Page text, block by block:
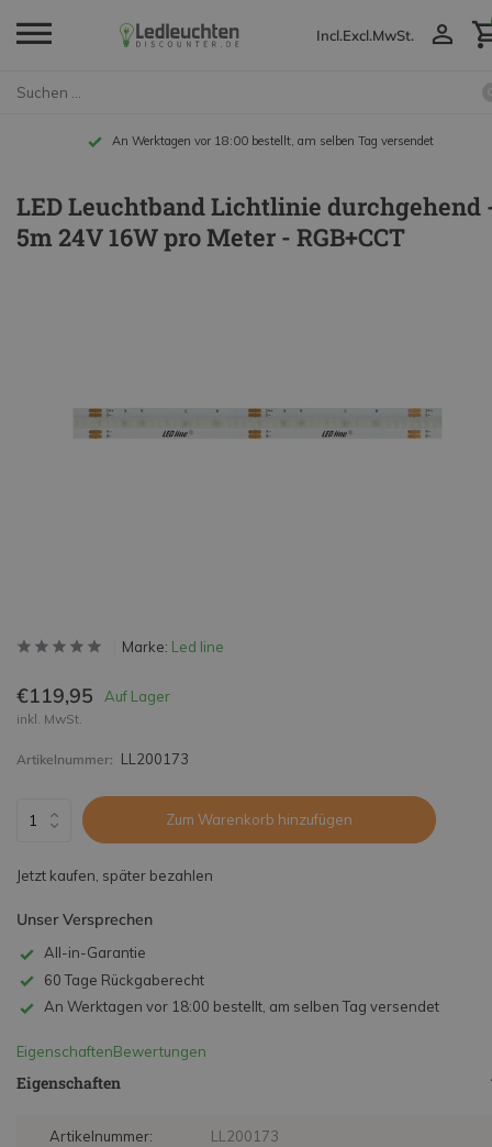
Incl.Excl.MwSt.
An Werktagen vor 18:00 bestellt, am selben Tag versendet
LED Leuchtband Lichtlinie durchgehend
5m 24V 16W pro Meter - RGB+CCT
Marke: Led line
€119,95 Auf Lager
inkl. MwSt.
Artikelnummer: LL200173
Zum Warenkorb hinzufügen
Jetzt kaufen, später bezahlen
Unser Versprechen
All-in-Garantie
60 Tage Rückgaberecht
An Werktagen vor 18:00 bestellt, am selben Tag versendet
EigenschaftenBewertungen
Eigenschaften
Artikelnummer: LL200173